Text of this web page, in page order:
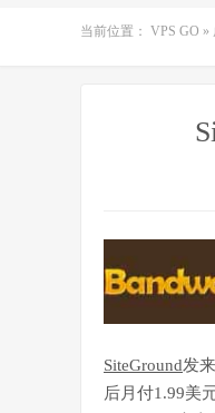
当前位置： VPS GO »
SiteGround发
后月付1.99美